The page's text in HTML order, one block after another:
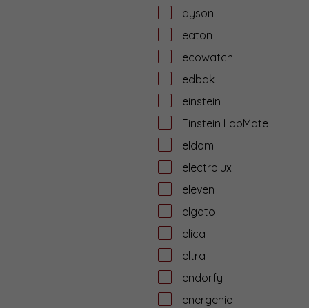
dyson
eaton
ecowatch
edbak
einstein
Einstein LabMate
eldom
electrolux
eleven
elgato
elica
eltra
endorfy
energenie